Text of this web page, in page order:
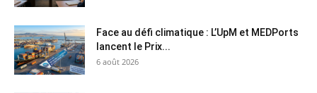
Face au défi climatique : L’UpM et MEDPorts
lancent le Prix...
6 août 2026